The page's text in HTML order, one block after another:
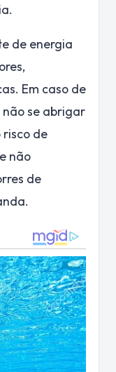
de energia
Em caso de
se abrigar
risco de
não
de